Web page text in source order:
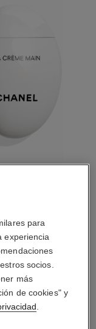
para
experiencia
socios.
más
de cookies" y